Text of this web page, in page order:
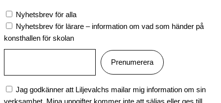
Nyhetsbrev för alla
Nyhetsbrev för lärare – information om vad som händer på
konsthallen för skolan
Jag godkänner att Liljevalchs mailar mig information om sin
verksamhet. Mina uppgifter kommer inte att säljas eller ges till